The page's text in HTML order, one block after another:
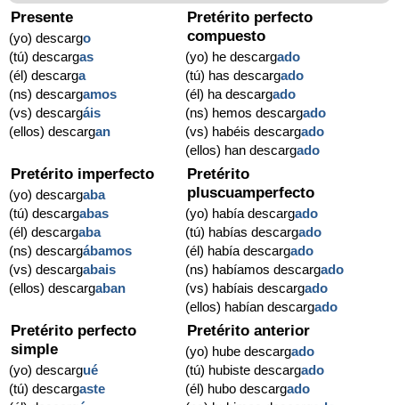
Presente
(yo) descargo
(tú) descargas
(él) descarga
(ns) descargamos
(vs) descargáis
(ellos) descargan
Pretérito perfecto
compuesto
(yo) he descargado
(tú) has descargado
(él) ha descargado
(ns) hemos descargado
(vs) habéis descargado
(ellos) han descargado
Pretérito imperfecto
(yo) descargaba
(tú) descargabas
(él) descargaba
(ns) descargábamos
(vs) descargabais
(ellos) descargaban
Pretérito
pluscuamperfecto
(yo) había descargado
(tú) habías descargado
(él) había descargado
(ns) habíamos descargado
(vs) habíais descargado
(ellos) habían descargado
Pretérito perfecto
simple
(yo) descargué
(tú) descargaste
Pretérito anterior
(yo) hube descargado
(tú) hubiste descargado
(él) hubo descargado